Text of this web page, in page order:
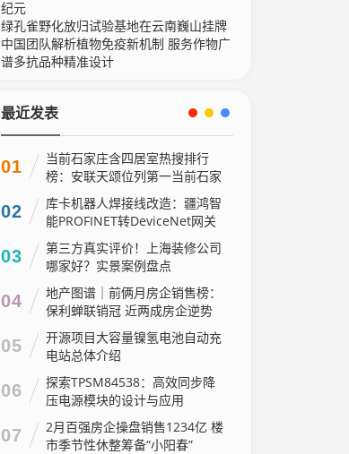
纪元
绿孔雀野化放归试验基地在云南巍山挂牌
中国团队解析植物免疫新机制 服务作物广
谱多抗品种精准设计
最近发表
01
当前石家庄含四居室热搜排行
榜：安联天颂位列第一当前石家
庄含四居室热搜排行榜：安联天
颂位列第一
02
库卡机器人焊接线改造：疆鸿智
能PROFINET转DeviceNet网关
立奇功
03
第三方真实评价！上海装修公司
哪家好？实景案例盘点
04
地产图谱｜前俩月房企销售榜：
保利蝉联销冠 近两成房企逆势
增长
05
开源项目大容量镍氢电池自动充
电站总体介绍
06
探索TPSM84538：高效同步降
压电源模块的设计与应用
07
2月百强房企操盘销售1234亿 楼
市季节性休整筹备“小阳春”